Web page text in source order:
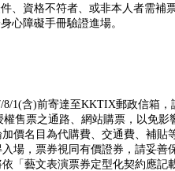
、資格不符者、或非本人者需補
心障礙手冊驗證進場。
8/1(含)前寄達至KKTIX郵政信箱，
售票之通路、網站購票，以免
價名目為代購費、交通費、補貼
場，票券視同有價證券，請妥善
「藝文表演票券定型化契約應